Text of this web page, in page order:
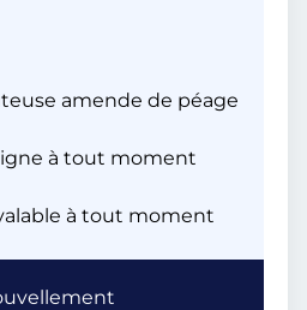
amende de péage
à tout moment
à tout moment